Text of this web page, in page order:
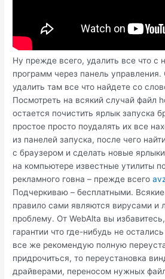
Ну прежде всего, удалить все что с
программ через панель управления.
удалить там все что найдете со
Посмотреть на всякий случай файл
остается почистить ярлык запуска
простое просто поудалять их все
из панелей запуска, после чего
с браузером и сделать новые
на компьютере известные утилиты
рекламного говна – прежде всего
Подчеркиваю – бесплатными.
правило сами являются вирусами и
проблему. От WebAlta вы
гарантии что где-нибудь не
все же рекомендую полную
придрочиться, то переустановка
драйверами, переносом нужных